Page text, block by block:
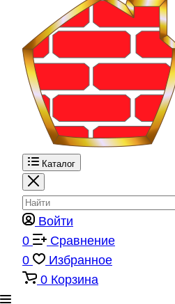
Каталог
Войти
0
Сравнение
0
Избранное
0 Корзина